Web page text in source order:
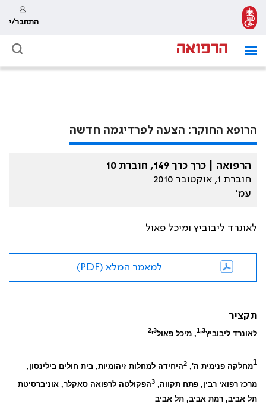
התחבר/י
הרופא החוקר: הצעה לפרדיגמה חדשה
הרפואה | כרך כרך 149, חוברת 10
חוברת 1, אוקטובר 2010
עמ׳
לאונרד ליבוביץ ומיכל פאול
למאמר המלא (PDF)
תקציר
לאונרד ליבוביץ1,3, מיכל פאול2,3
1מחלקה פנימית ה', 2היחידה למחלות זיהומיות, בית חולים בילינסון,
מרכז רפואי רבין, פתח תקווה, 3הפקולטה לרפואה סאקלר, אוניברסיטת
תל אביב, רמת אביב, תל אביב